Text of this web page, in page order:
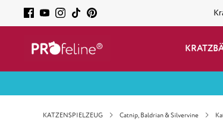
KATZENSPIELZEUG Catnip, Baldrian & Silvervine